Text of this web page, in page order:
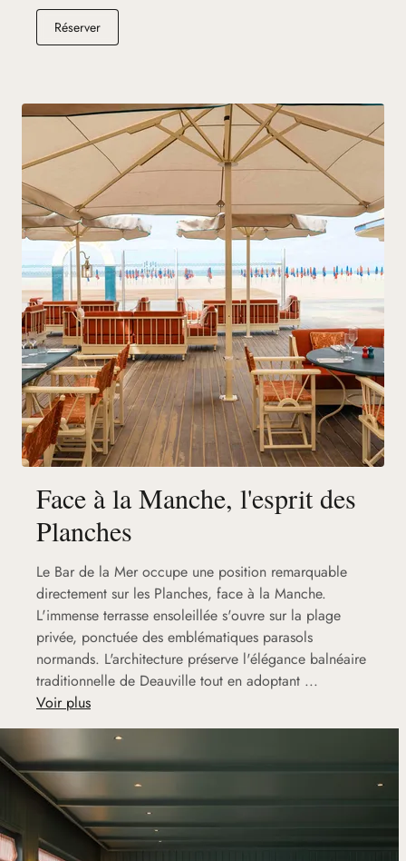
Réserver(nouvel onglet)
Face à la Manche, l'esprit des
Planches
Le Bar de la Mer occupe une position remarquable
directement sur les Planches, face à la Manche.
L'immense terrasse ensoleillée s'ouvre sur la plage
privée, ponctuée des emblématiques parasols
normands. L'architecture préserve l'élégance balnéaire
traditionnelle de Deauville tout en adoptant ...
Voir plus